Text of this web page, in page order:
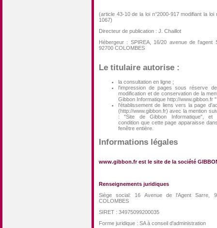
(article 43-10 de la loi n°2000-917 modifiant la loi
1067)
Directeur de publication : J. Chaillot
Hébergeur : SPIREA, 16/20 avenue de l'agent
92700 COLOMBES
Le titulaire autorise :
la consultation en ligne ;
l'impression de pages sous réserve
modification et de conservation de la
Gibbon Informatique http://www.gibbon.fr
l'établissement de liens vers la page
(http://www.gibbon.fr) avec la mention
: "Site de Gibbon Informatique",
condition que cette page apparaisse
fenêtre entière.
Informations légales
www.gibbon.fr est le site de la société
Renseignements juridiques
Siège social: 16 Avenue de l'Agent Sarre,
COLOMBES
SIRET : 34975099200035
Forme juridique : SA à conseil d'administration